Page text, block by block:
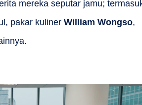
mereka seputar jamu;
pakar kuliner William Wongso,